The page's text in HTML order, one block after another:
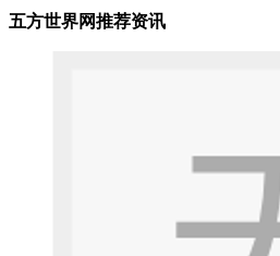
五方世界网推荐资讯